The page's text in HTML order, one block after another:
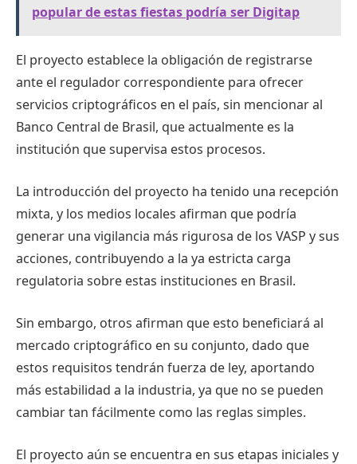
popular de estas fiestas podría ser Digitap
El proyecto establece la obligación de registrarse
ante el regulador correspondiente para ofrecer
servicios criptográficos en el país, sin mencionar al
Banco Central de Brasil, que actualmente es la
institución que supervisa estos procesos.
La introducción del proyecto ha tenido una recepción
mixta, y los medios locales afirman que podría
generar una vigilancia más rigurosa de los VASP y sus
acciones, contribuyendo a la ya estricta carga
regulatoria sobre estas instituciones en Brasil.
Sin embargo, otros afirman que esto beneficiará al
mercado criptográfico en su conjunto, dado que
estos requisitos tendrán fuerza de ley, aportando
más estabilidad a la industria, ya que no se pueden
cambiar tan fácilmente como las reglas simples.
El proyecto aún se encuentra en sus etapas iniciales y